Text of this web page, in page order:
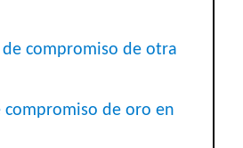
compromiso de otra
compromiso de oro en